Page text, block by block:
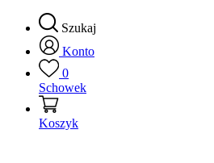
Szukaj
Konto
0
Schowek
Koszyk